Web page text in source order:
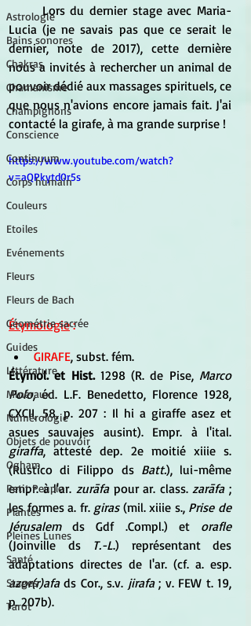
Astrologie
Bains sonores
Chakras
Chamanisme
Champignons
Conscience
Continuum
Corps humain
Couleurs
Etoiles
Evénements
Fleurs
Fleurs de Bach
Géométrie sacrée
Guides
Littérature
Minéraux
Numérologie
Objets de pouvoir
Ogham
Petit Peuple
Plantes
Pleines Lunes
Santé
Stages
Tarot
	Lors du dernier stage avec Maria-
Lucia (je ne savais pas que ce serait le
dernier, note de 2017), cette dernière
nous a invités à rechercher un animal de
pouvoir dédié aux massages spirituels, ce
que nous n'avions encore jamais fait. J'ai
contacté la girafe, à ma grande surprise !
https://www.youtube.com/watch?
v=aQPkytd0r5s
Étymologie :
GIRAFE, subst. fém.
Étymol. et Hist. 1298 (R. de Pise, Marco
Polo, éd. L.F. Benedetto, Florence 1928,
CXCII, 58, p. 207 : Il hi a giraffe asez et
giraffa, attesté dep. 2e moitié xiiie s.
(Rustico di Filippo ds Batt.), lui-même
empr. à l'ar. zurāfa pour ar. class. zarāfa ;
les formes a. fr. giras (mil. xiiie s., Prise de
Jérusalem ds Gdf .Compl.) et orafle
(Joinville ds T.-L.) représentant des
azor(r)afa ds Cor., s.v. jirafa ; v. FEW t. 19,
p. 207b).